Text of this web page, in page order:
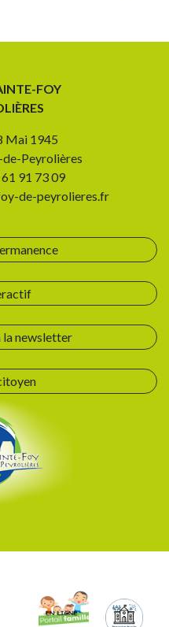
FOY
Mai 1945
Peyrolières
91 73 09
de-peyrolieres.fr
la newsletter